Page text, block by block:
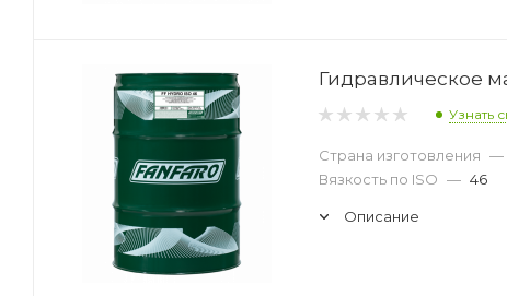
Гидравлическое
Узнать
Страна изготовления —
Вязкость по ISO — 46
Описание